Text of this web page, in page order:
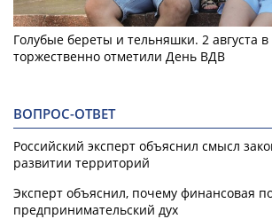
Голубые береты и тельняшки. 2 августа
торжественно отметили День ВДВ
ВОПРОС-ОТВЕТ
Российский эксперт объяснил смысл
развитии территорий
Эксперт объяснил, почему финансовая
предпринимательский дух